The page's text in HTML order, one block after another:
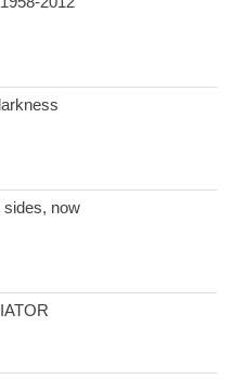
sides, now